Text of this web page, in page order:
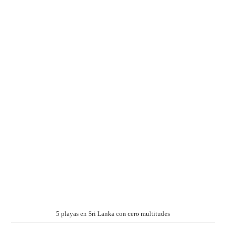
5 playas en Sri Lanka con cero multitudes